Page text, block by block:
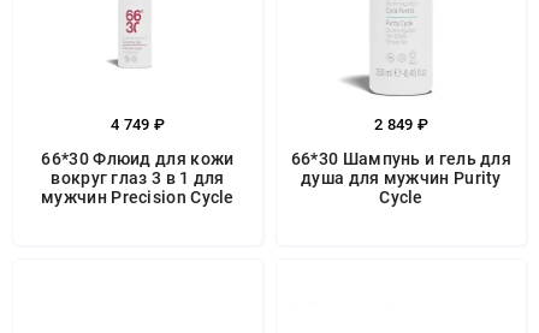
4 749 ₽
66*30 Флюид для кожи
вокруг глаз 3 в 1 для
мужчин Precision Cycle
2 849 ₽
66*30 Шампунь и гель для
душа для мужчин Purity
Cycle